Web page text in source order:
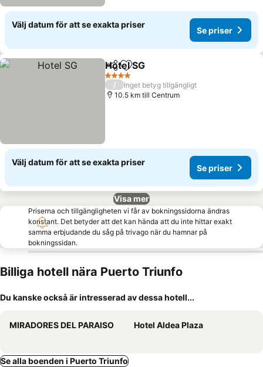
Välj datum för att se exakta priser
Se priser
Dela Lägg till i Mina Favoriter
Hotel SG
4 Stjärnor
/
Inget betyg tillgängligt
10.5 km till Centrum
Välj datum för att se exakta priser
Se priser
Visa mer
Priserna och tillgängligheten vi får av bokningssidorna ändras
konstant. Det betyder att det kan hända att du inte hittar exakt
samma erbjudande du såg på trivago när du hamnar på
bokningssidan.
Billiga hotell nära Puerto Triunfo
Du kanske också är intresserad av dessa hotell...
MIRADORES DEL PARAISO Hotel Aldea Plaza
Se alla boenden i Puerto Triunfo